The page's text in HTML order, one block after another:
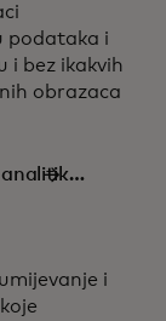
podataka i
i bez ikakvih
obrazaca
i